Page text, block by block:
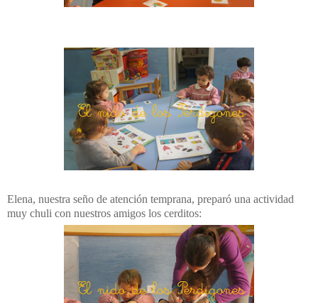
Elena, nuestra seño de atención temprana, preparó una actividad
muy chuli con nuestros amigos los cerditos: